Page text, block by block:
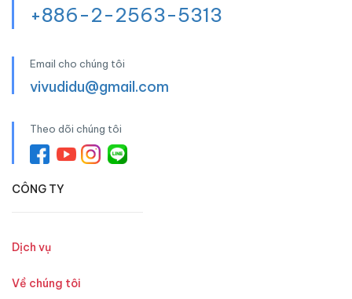
+886-2-2563-5313
Email cho chúng tôi
vivudidu@gmail.com
Theo dõi chúng tôi
CÔNG TY
Dịch vụ
Về chúng tôi